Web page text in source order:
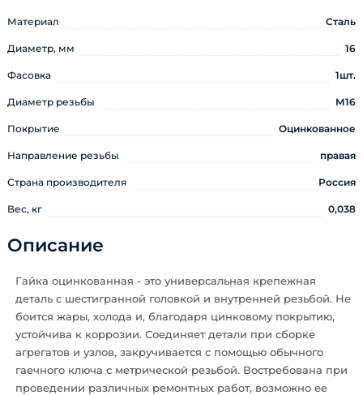
Материал Сталь
Диаметр, мм 16
Фасовка 1шт.
Диаметр резьбы М16
Покрытие Оцинкованное
Направление резьбы правая
Страна производителя Россия
Вес, кг 0,038
Описание
Гайка оцинкованная - это универсальная крепежная
деталь с шестигранной головкой и внутренней резьбой. Не
боится жары, холода и, благодаря цинковому покрытию,
устойчива к коррозии. Соединяет детали при сборке
агрегатов и узлов, закручивается с помощью обычного
гаечного ключа с метрической резьбой. Востребована при
проведении различных ремонтных работ, возможно ее